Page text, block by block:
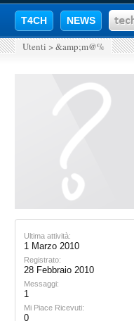
T4CH NEWS
Utenti > &amp;m@%
Ultima attività:
1 Marzo 2010
Registrato:
28 Febbraio 2010
Messaggi:
1
Mi Piace Ricevuti:
0